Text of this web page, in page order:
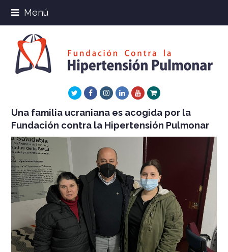
Menú
TwitterFacebookInstagram
LinkedInYoutube
Xing
Una familia ucraniana es acogida por la
Fundación contra la Hipertensión Pulmonar